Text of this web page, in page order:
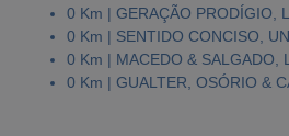
0 Km | GERAÇÃO PRODÍGIO,
0 Km | SENTIDO CONCISO,
0 Km | MACEDO & SALGADO,
0 Km | GUALTER, OSÓRIO &